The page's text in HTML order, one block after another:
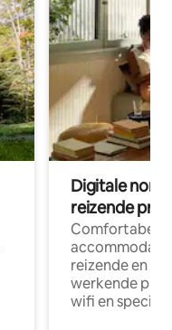
Digitale
reizende
Comfortabele
reizende en
werkende
wifi en